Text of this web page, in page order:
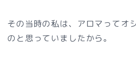
その当時の私は、アロマってオ
のと思っていましたから。